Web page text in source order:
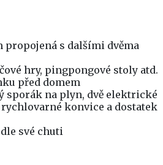
propojená s dalšími dvěma
hry, pingpongové stoly atd.
před domem
sporák na plyn, dvě elektrické
konvice a dostatek
své chuti